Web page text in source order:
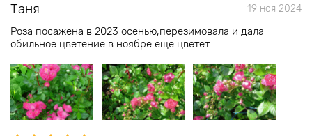
Таня 19 ноя 2024
Роза посажена в 2023 осенью,перезимовала и дала
обильное цветение в ноябре ещё цветёт.